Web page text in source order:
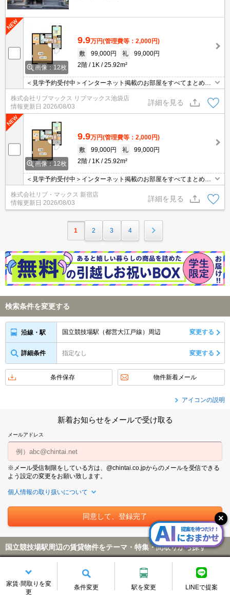
画像：12枚
9.9万円(管理費等：2,000円)
敷
99,000円 礼
99,000円
2階
1K 25.92m²
＜見学予約受付中＞インターネット掲載のお部屋をすべてまとめて
ご紹介可能！ 初期費用クレジット決済可！問合せ当日でもご予約可
能！他社掲載物件もまとめてご紹介可能です。オンライン案内可。
写真・動画送付、WEB契約等来店不要でご契約可能。セキュリティ
充実で安心！お気軽にご相談くださいませ。
株式会社リブマックス リブマックス池袋店
情報更新日 2026/08/03
詳細を見る
画像：12枚
9.9万円(管理費等：2,000円)
敷
99,000円 礼
99,000円
2階
1K 25.92m²
＜見学予約受付中＞インターネット掲載のお部屋をすべてまとめて
ご紹介可能！ 初期費用クレジット決済可！問合せ当日でもご予約可
能！他社掲載物件もまとめてご紹介可能です。オンライン案内可。
写真・動画送付、WEB契約等来店不要でご契約可能。セキュリティ
充実で安心！お気軽にご相談くださいませ。
株式会社リブ・マックス 新宿店
情報更新日 2026/08/03
詳細を見る
1 2 3 4
家賃·間取りを変
更
条件変更 駅を変更 LINEで提案
検索条件を変更する
沿線・駅 国立競技場駅（都営大江戸線）周辺 変更する
詳細条件 指定なし 変更する
条件保存 物件新着メール
アイコンの説明
新着お知らせをメールで受け取る
メールアドレス
※メール受信制限をしている方は、@chintai.co.jpからのメールを受信できる
よう設定の変更をお願い致します。
個人情報の取り扱いについて
国立競技場駅周辺の賃貸物件をテーマ・特集・間取りから探す
すべての特集を見る
初期費用・家賃